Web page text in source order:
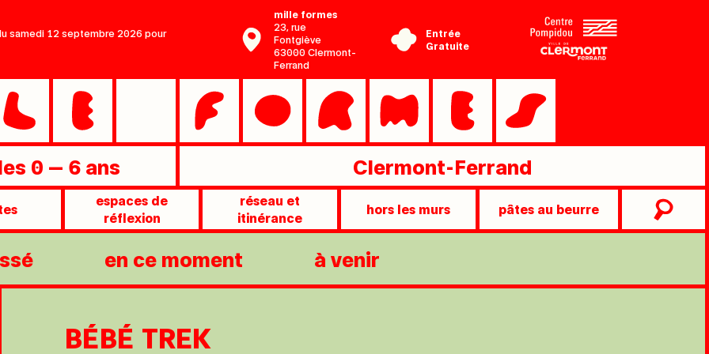
samedi 12 septembre 2026 pour
mille formes
23, rue
Fontgiève
63000 Clermont-
Ferrand
Entrée
Gratuite
0 — 6 ans Clermont-Ferrand
espaces de
réflexion
réseau et
itinérance
hors les murs pâtes au beurre
en ce moment à venir
BÉBÉ TREK